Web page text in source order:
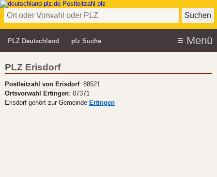
PLZ Deutschland plz Suche
PLZ Erisdorf
Postleitzahl von Erisdorf: 88521
Ortsvorwahl Ertingen: 07371
Erisdorf gehört zur Gemeinde Ertingen